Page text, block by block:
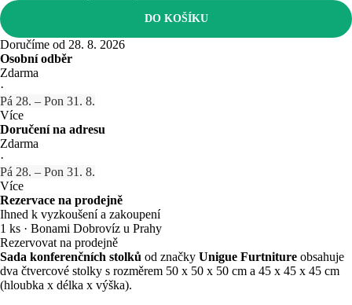
DO KOŠÍKU
Doručíme od 28. 8. 2026
Osobní odběr
Zdarma
·
Pá 28. – Pon 31. 8.
Více
Doručení na adresu
Zdarma
·
Pá 28. – Pon 31. 8.
Více
Rezervace na prodejně
Ihned k vyzkoušení a zakoupení
1 ks · Bonami Dobrovíz u Prahy
Rezervovat na prodejně
Sada konferenčních stolků od značky Unigue Furtniture obsahuje
dva čtvercové stolky s rozměrem 50 x 50 x 50 cm a 45 x 45 x 45 cm
(hloubka x délka x výška).